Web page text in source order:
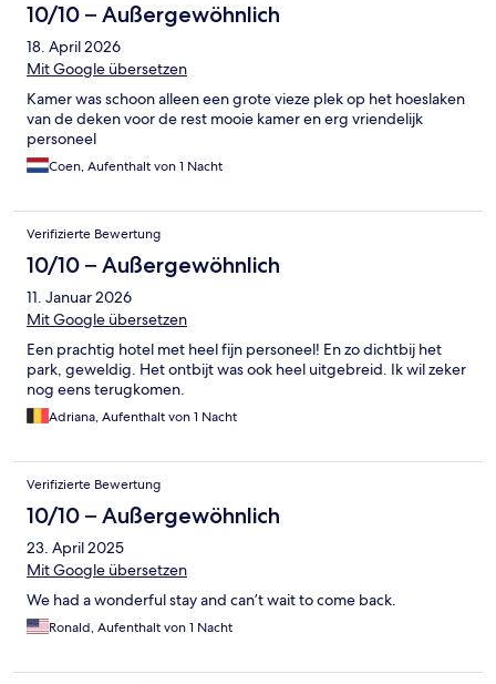
10/10 – Außergewöhnlich
18. April 2026
Mit Google übersetzen
Kamer was schoon alleen een grote vieze plek op het hoeslaken
van de deken voor de rest mooie kamer en erg vriendelijk
personeel
Coen, Aufenthalt von 1 Nacht
Verifizierte Bewertung
10/10 – Außergewöhnlich
11. Januar 2026
Mit Google übersetzen
Een prachtig hotel met heel fijn personeel! En zo dichtbij het
park, geweldig. Het ontbijt was ook heel uitgebreid. Ik wil zeker
nog eens terugkomen.
Adriana, Aufenthalt von 1 Nacht
Verifizierte Bewertung
10/10 – Außergewöhnlich
23. April 2025
Mit Google übersetzen
We had a wonderful stay and can’t wait to come back.
Ronald, Aufenthalt von 1 Nacht